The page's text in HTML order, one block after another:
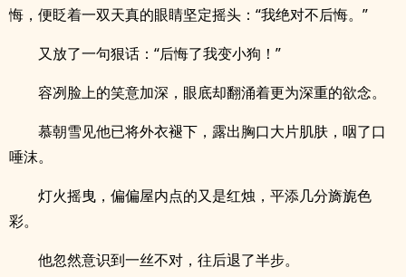
悔，便眨着一双天真的眼睛坚定摇头：“我绝对不后悔。”
又放了一句狠话：“后悔了我变小狗！”
容冽脸上的笑意加深，眼底却翻涌着更为深重的欲念。
慕朝雪见他已将外衣褪下，露出胸口大片肌肤，咽了口
唾沫。
灯火摇曳，偏偏屋内点的又是红烛，平添几分旖旎色
彩。
他忽然意识到一丝不对，往后退了半步。